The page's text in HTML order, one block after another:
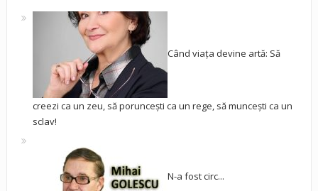
Când viața devine artă: Să
creezi ca un zeu, să poruncești ca un rege, să muncești ca un
sclav!
N-a fost circ...